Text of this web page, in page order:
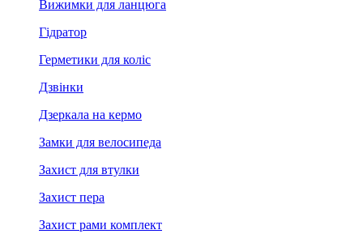
Вижимки для ланцюга
Гідратор
Герметики для коліс
Дзвінки
Дзеркала на кермо
Замки для велосипеда
Захист для втулки
Захист пера
Захист рами комплект